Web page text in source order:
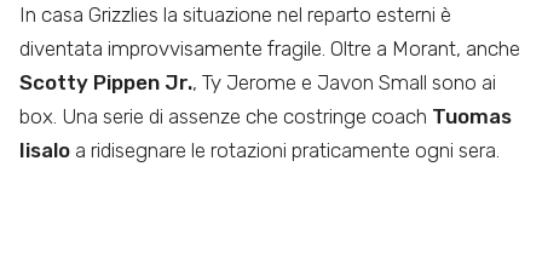
In casa Grizzlies la situazione nel reparto esterni è
diventata improvvisamente fragile. Oltre a Morant, anche
Scotty Pippen Jr., Ty Jerome e Javon Small sono ai
box. Una serie di assenze che costringe coach Tuomas
Iisalo a ridisegnare le rotazioni praticamente ogni sera.